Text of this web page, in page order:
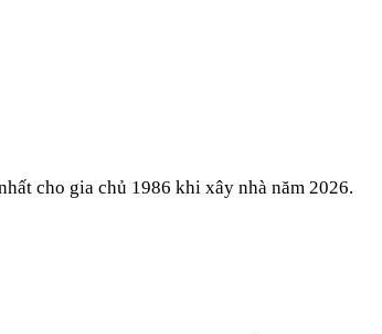
cho gia chủ 1986 khi xây nhà năm 2026.